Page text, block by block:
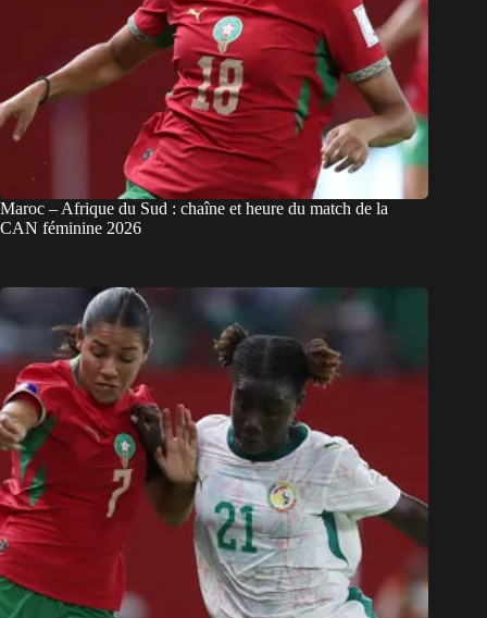
Maroc – Afrique du Sud : chaîne et heure du match de la
CAN féminine 2026